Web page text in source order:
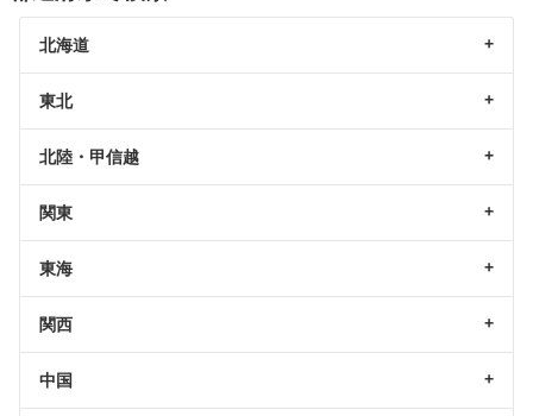
北海道
東北
北陸・甲信越
関東
東海
関西
中国